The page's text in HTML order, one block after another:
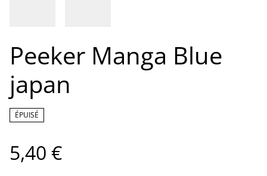
Peeker Manga Blue
japan
ÉPUISÉ
5,40 €